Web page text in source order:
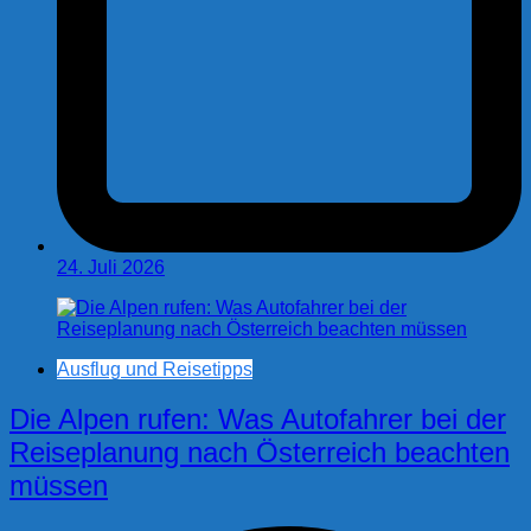
24. Juli 2026
Ausflug und Reisetipps
Die Alpen rufen: Was Autofahrer bei der
Reiseplanung nach Österreich beachten
müssen